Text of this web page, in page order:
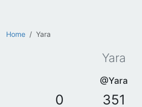
Home Yara
Yara
@Yara
0 351